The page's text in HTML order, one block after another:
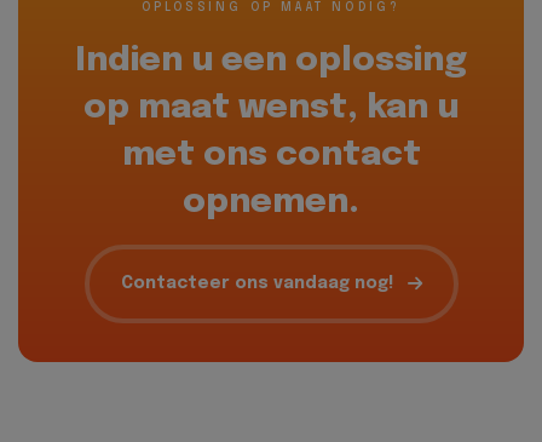
OPLOSSING OP MAAT NODIG?
Indien u een oplossing
op maat wenst, kan u
met ons contact
opnemen.
Contacteer ons vandaag nog!